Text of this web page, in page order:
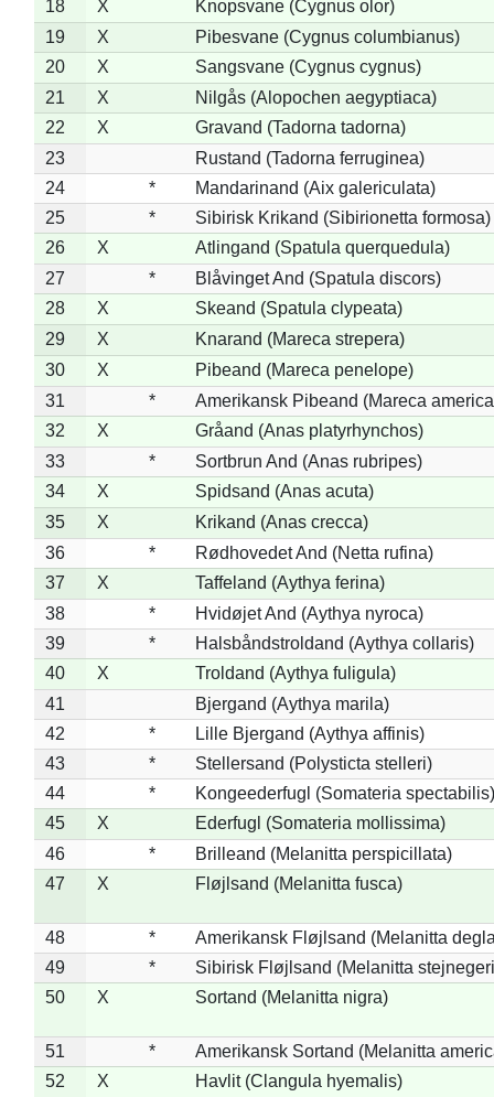
18
X
Knopsvane (Cygnus olor)
19
X
Pibesvane (Cygnus columbianus)
20
X
Sangsvane (Cygnus cygnus)
21
X
Nilgås (Alopochen aegyptiaca)
22
X
Gravand (Tadorna tadorna)
23
Rustand (Tadorna ferruginea)
24
*
Mandarinand (Aix galericulata)
25
*
Sibirisk Krikand (Sibirionetta formosa)
26
X
Atlingand (Spatula querquedula)
27
*
Blåvinget And (Spatula discors)
28
X
Skeand (Spatula clypeata)
29
X
Knarand (Mareca strepera)
30
X
Pibeand (Mareca penelope)
31
*
Amerikansk Pibeand (Mareca
32
X
Gråand (Anas platyrhynchos)
33
*
Sortbrun And (Anas rubripes)
34
X
Spidsand (Anas acuta)
35
X
Krikand (Anas crecca)
36
*
Rødhovedet And (Netta rufina)
37
X
Taffeland (Aythya ferina)
38
*
Hvidøjet And (Aythya nyroca)
39
*
Halsbåndstroldand (Aythya collaris)
40
X
Troldand (Aythya fuligula)
41
Bjergand (Aythya marila)
42
*
Lille Bjergand (Aythya affinis)
43
*
Stellersand (Polysticta stelleri)
44
*
Kongeederfugl (Somateria spectabilis)
45
X
Ederfugl (Somateria mollissima)
46
*
Brilleand (Melanitta perspicillata)
47
X Fløjlsand (Melanitta fusca)
48 *
Amerikansk Fløjlsand (Melanitta
49
*
Sibirisk Fløjlsand (Melanitta
50
X Sortand (Melanitta nigra)
51 *
Amerikansk Sortand (Melanitta
52
X Havlit (Clangula hyemalis)